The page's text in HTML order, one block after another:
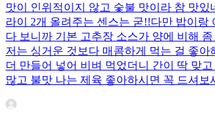
맛이 인위적이지 않고 숯불 맛이라 참 맛있
라이 2개 올려주는 센스는 굳!! ​다만 밥이랑
다 보니까 기본 고추장 소스가 양에 비해
저는 싱거운 것보다 매콤하게 먹는 걸 좋아
더 만들어 넣어 비벼 먹었더니 간이 딱 맞
많고 불맛 나는 제육 좋아하시면 꼭 드셔보